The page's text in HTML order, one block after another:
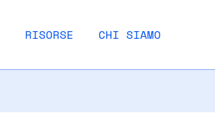
RISORSE CHI SIAMO